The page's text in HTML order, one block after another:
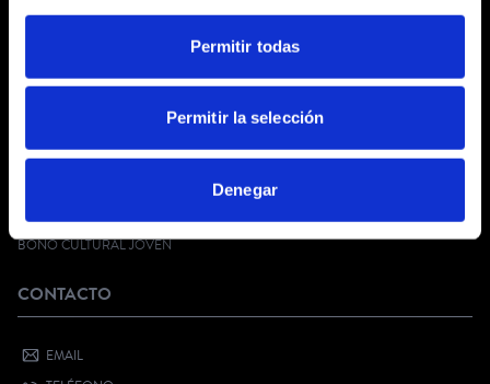
Permitir todas
Permitir la selección
Denegar
SERVICIO AL CLIENTE
FAQ
¿QUIERES VENDER CON NOSOTROS?
BONO CULTURAL JOVEN
CONTACTO
EMAIL